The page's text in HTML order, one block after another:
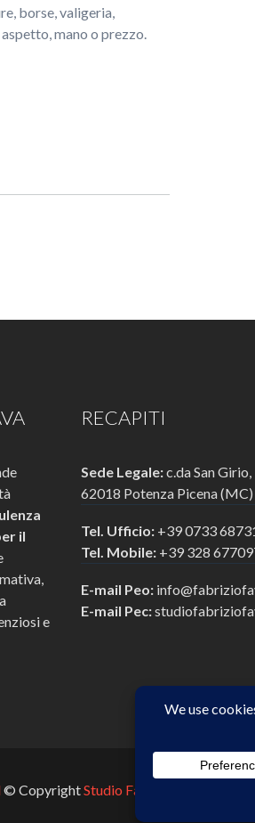
borse, valigeria,
mano o prezzo.
il
e
RECAPITI
Sede Legale:c.da San
62018 Potenza Picena
Tel. Ufficio: +39 0733
Tel. Mobile: +39 328
E-mail Peo:
E-mail Pec:
© CopyrightStudio Fabrizio Fava